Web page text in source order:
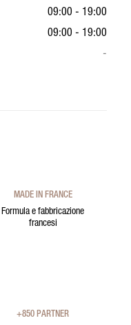
09:00 - 19:00
09:00 - 19:00
-
MADE IN FRANCE
Formula e fabbricazione
francesi
+850 PARTNER